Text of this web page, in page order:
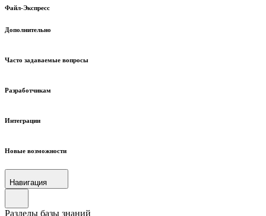
Файл-Экспресс
Дополнительно
Часто задаваемые вопросы
Разработчикам
Интеграции
Новые возможности
Навигация
Разделы базы знаний